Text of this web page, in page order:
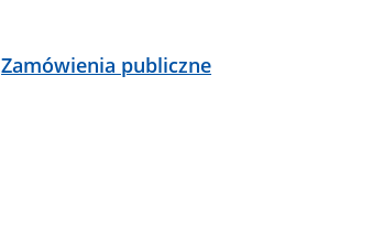
Zamówienia publiczne